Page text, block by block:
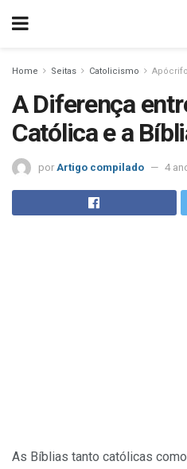
Home Seitas Catolicismo
A Diferença
Católica e a
por Artigo compilado 4
As Bíblias tanto católicas